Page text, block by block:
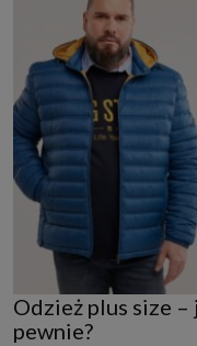
Odzież plus size
pewnie?